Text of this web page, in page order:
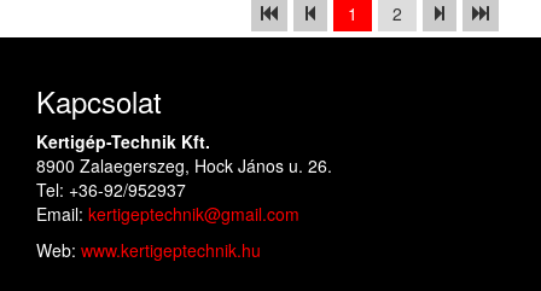
1 2
Kapcsolat
Kertigép-Technik Kft.
8900 Zalaegerszeg, Hock János u. 26.
Tel: +36-92/952937
Email: kertigeptechnik@gmail.com
Web: www.kertigeptechnik.hu